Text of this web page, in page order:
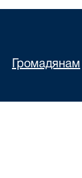
Громадянам